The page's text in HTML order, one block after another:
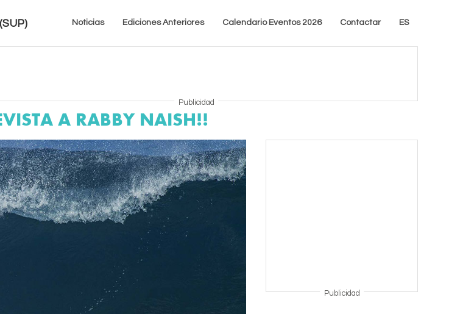
Noticias Ediciones Anteriores Calendario Eventos 2026 Contactar ES
Publicidad
A RABBY NAISH!!
Publicidad